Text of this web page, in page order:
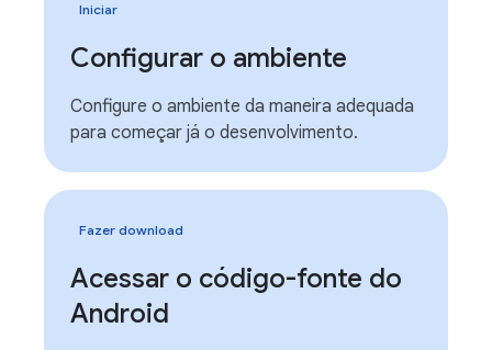
Iniciar
Configurar o ambiente
Configure o ambiente da maneira adequada
para começar já o desenvolvimento.
Fazer download
Acessar o código-fonte do
Android